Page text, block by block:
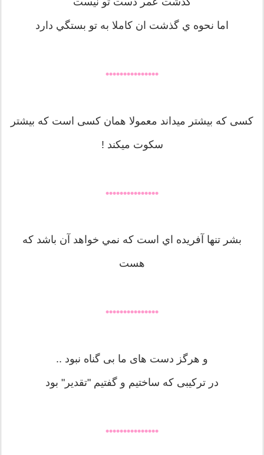
اما نحوه ي گذشت ان كاملا به تو بستگي دارد
•••••••••••••••
کسی که بیشتر میداند معمولا همان کسی است که بیشتر
سکوت میکند !
•••••••••••••••
بشر تنها آفريده اي است كه نمي خواهد آن باشد كه
هست
•••••••••••••••
و هرگز دست های ما بی گناه نبود ..
در ترکیبی که ساختیم و گفتیم "تقدیر" بود
•••••••••••••••